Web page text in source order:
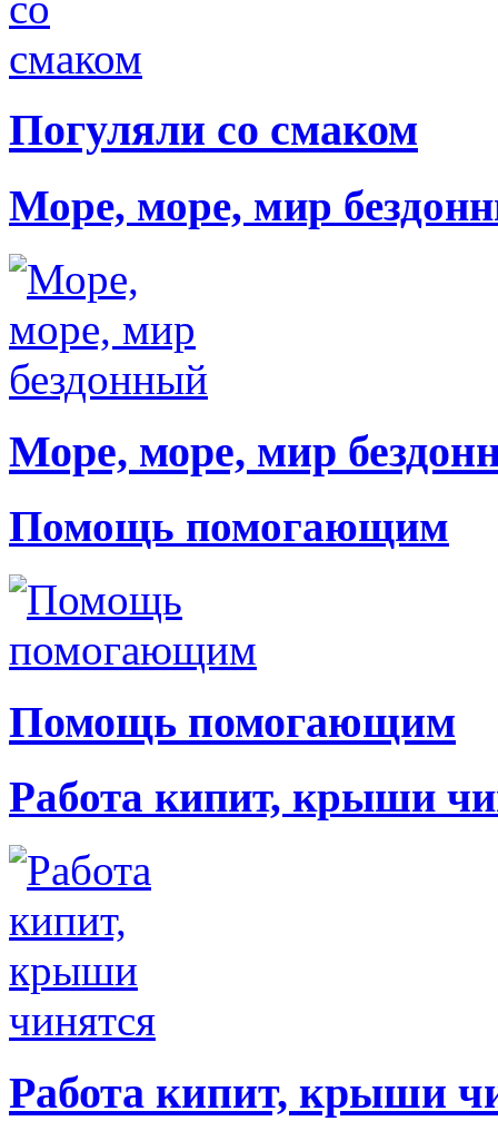
Погуляли со смаком
Море, море, мир
Море, море, мир
Помощь помогающим
Помощь помогающим
Работа кипит, крыши
Работа кипит, крыши